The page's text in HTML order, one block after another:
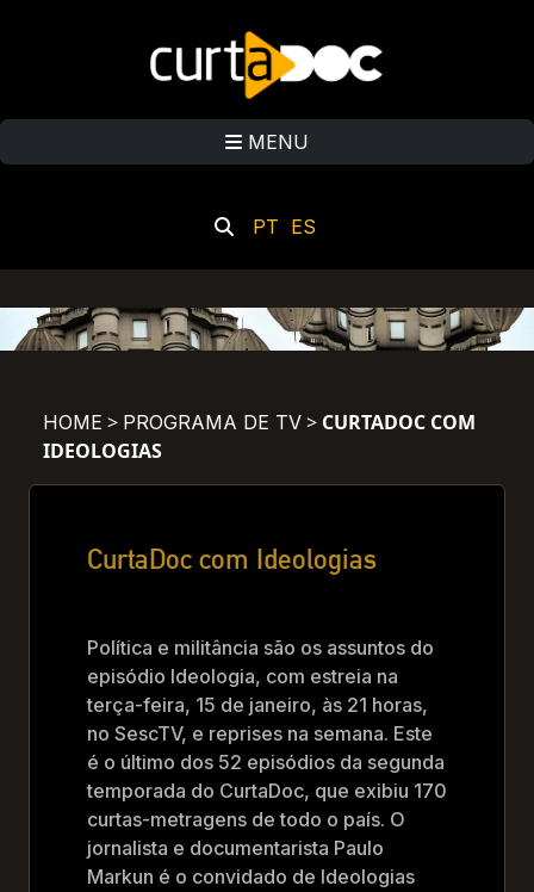
MENU
PT ES
HOME > PROGRAMA DE TV > CURTADOC COM
IDEOLOGIAS
CurtaDoc com Ideologias
Política e militância são os assuntos do
episódio Ideologia, com estreia na
terça-feira, 15 de janeiro, às 21 horas,
no SescTV, e reprises na semana. Este
é o último dos 52 episódios da segunda
temporada do CurtaDoc, que exibiu 170
curtas-metragens de todo o país. O
jornalista e documentarista Paulo
Markun é o convidado de Ideologias